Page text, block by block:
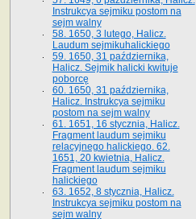
Instrukcya sejmiku postom na
sejm walny
58. 1650, 3 lutego, Halicz.
Laudum sejmikuhalickiego
59. 1650, 31 października,
Halicz. Sejmik halicki kwituje
poborcę
60. 1650, 31 października,
Halicz. Instrukcya sejmiku
postom na sejm walny
61. 1651, 16 stycznia, Halicz.
Fragment laudum sejmiku
relacyjnego halickiego. 62.
1651, 20 kwietnia, Halicz.
Fragment laudum sejmiku
halickiego
63. 1652, 8 stycznia, Halicz.
Instrukcya sejmiku postom na
sejm walny